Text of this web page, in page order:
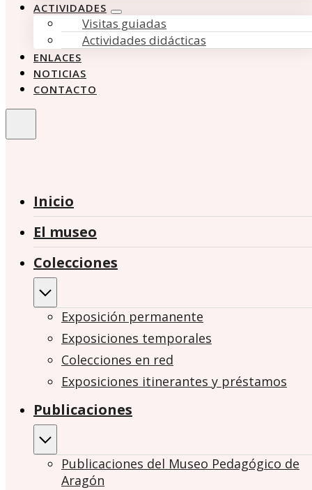
ACTIVIDADES
Visitas guiadas
Actividades didácticas
ENLACES
NOTICIAS
CONTACTO
Inicio
El museo
Colecciones
Exposición permanente
Exposiciones temporales
Colecciones en red
Exposiciones itinerantes y préstamos
Publicaciones
Publicaciones del Museo Pedagógico de
Aragón